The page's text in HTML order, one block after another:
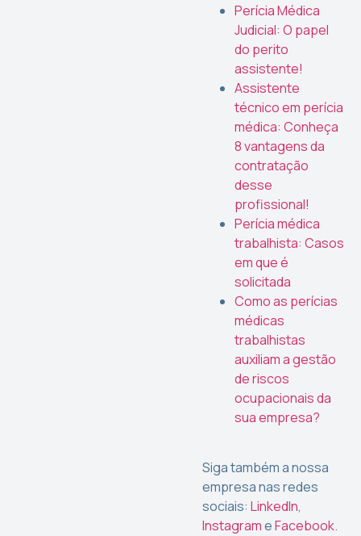
Perícia Médica
Judicial: O papel
do perito
assistente!
Assistente
técnico em perícia
médica: Conheça
8 vantagens da
contratação
desse
profissional!
Perícia médica
trabalhista: Casos
em que é
solicitada
Como as perícias
médicas
trabalhistas
auxiliam a gestão
de riscos
ocupacionais da
sua empresa?
Siga também a nossa
empresa nas redes
sociais:LinkedIn,
InstagrameFacebook.